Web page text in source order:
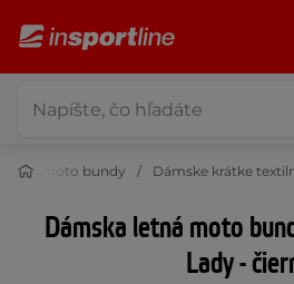
moto bundy Dámske krátke
Dámska letná moto
Lady -